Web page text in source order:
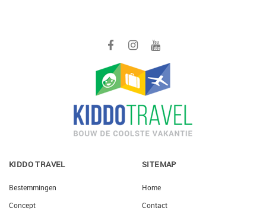
KIDDO TRAVEL
Bestemmingen
Concept
SITEMAP
Home
Contact